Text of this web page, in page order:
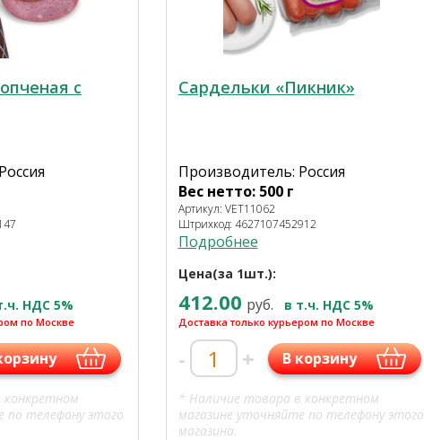
с
НДС 5%
по Москве
по телефону этого
Сардельки «Пикник»
Производитель: Россия
Вес нетто: 500 г
Артикул: VET11062
Штрихкод: 4627107452912
Подробнее
Цена(за 1шт.):
412.00 руб. в т.ч. НДС 5%
Доставка только курьером по Москве
- + В корзину
* Наличие товара в конкретном
магазине уточняйте по телефону этого
магазина.